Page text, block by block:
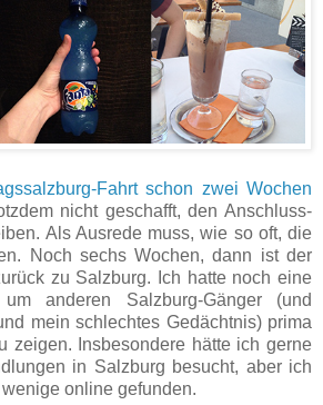
Fahrt schon zwei Wochen
nicht geschafft, den Anschluss-
Als Ausrede muss, wie so oft, die
Noch sechs Wochen, dann ist der
zu Salzburg. Ich hatte noch eine
anderen Salzburg-Gänger (und
mein schlechtes Gedächtnis) prima
zeigen. Insbesondere hätte ich gerne
in Salzburg besucht, aber ich
online gefunden.